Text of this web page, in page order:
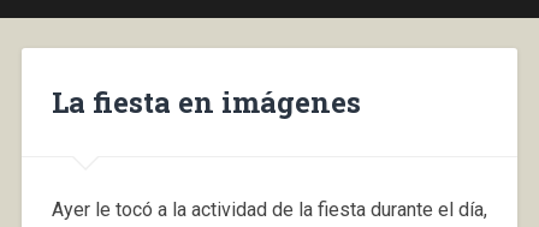
La fiesta en imágenes
Ayer le tocó a la actividad de la fiesta durante el día,